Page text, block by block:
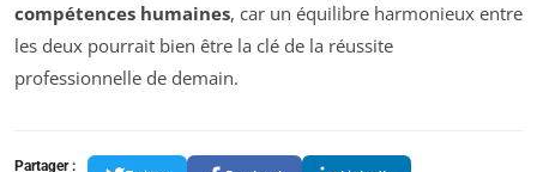
compétences humaines, car un équilibre harmonieux entre
les deux pourrait bien être la clé de la réussite
professionnelle de demain.
Partager :